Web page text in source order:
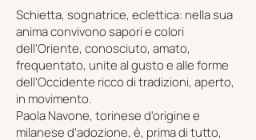
Schietta, sognatrice, eclettica: nella sua
anima convivono sapori e colori
dell'Oriente, conosciuto, amato,
frequentato, unite al gusto e alle forme
dell'Occidente ricco di tradizioni, aperto,
in movimento.
Paola Navone, torinese d'origine e
milanese d'adozione, è, prima di tutto,